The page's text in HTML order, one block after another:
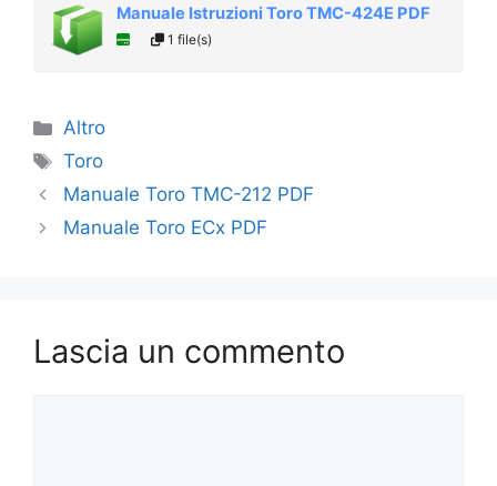
Manuale Istruzioni Toro TMC-424E PDF
1 file(s)
Categorie
Altro
Tag
Toro
Manuale Toro TMC-212 PDF
Manuale Toro ECx PDF
Lascia un commento